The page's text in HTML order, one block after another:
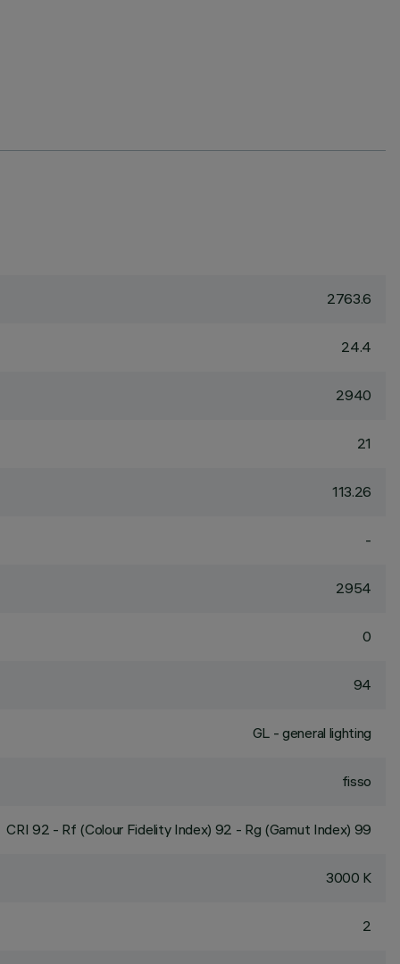
2763.6
24.4
2940
21
113.26
-
2954
0
94
GL - general lighting
fisso
CRI 92 - Rf (Colour Fidelity Index) 92 - Rg (Gamut Index) 99
3000 K
2